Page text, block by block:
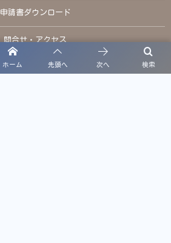
検索
ホーム 先頭へ 次へ
申請書ダウンロード
問合せ・アクセス